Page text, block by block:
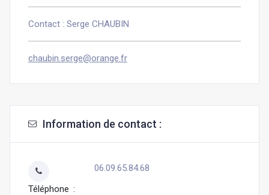
Contact : Serge CHAUBIN
chaubin.serge@orange.fr
Information de contact :
Téléphone
06.09.65.84.68